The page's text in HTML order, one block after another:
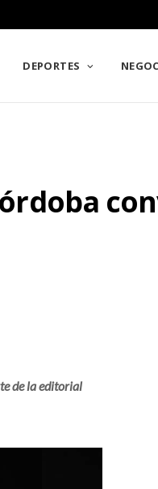
DEPORTES
de la editorial